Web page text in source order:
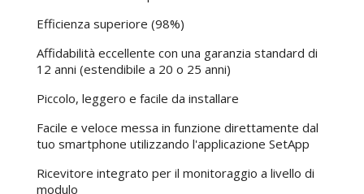
Efficienza superiore (98%)
Affidabilità eccellente con una garanzia standard di
12 anni (estendibile a 20 o 25 anni)
Piccolo, leggero e facile da installare
Facile e veloce messa in funzione direttamente dal
tuo smartphone utilizzando l'applicazione SetApp
Ricevitore integrato per il monitoraggio a livello di
modulo